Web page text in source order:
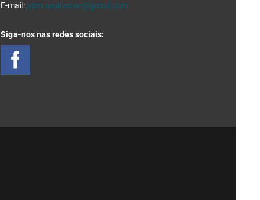
E-mail: adm.andramar@gmail.com
Siga-nos nas redes sociais: